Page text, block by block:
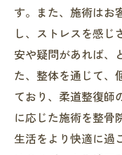
す。また、施術はお
し、ストレスを感じ
安や疑問があれば、
た、整体を通じて、
ており、柔道整復師
に応じた施術を整骨
生活をより快適に過